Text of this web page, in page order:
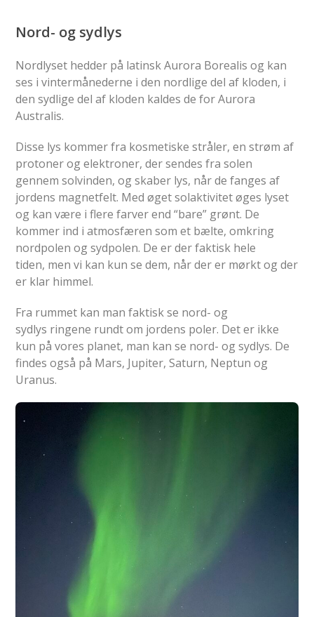
Nord- og sydlys
Nordlyset hedder på latinsk Aurora Borealis og kan
ses i vintermånederne i den nordlige del af kloden, i
den sydlige del af kloden kaldes de for Aurora
Australis.
Disse lys kommer fra kosmetiske stråler, en strøm af
protoner og elektroner, der sendes fra solen
gennem solvinden, og skaber lys, når de fanges af
jordens magnetfelt. Med øget solaktivitet øges lyset
og kan være i flere farver end “bare” grønt. De
kommer ind i atmosfæren som et bælte, omkring
nordpolen og sydpolen. De er der faktisk hele
tiden, men vi kan kun se dem, når der er mørkt og der
er klar himmel.
Fra rummet kan man faktisk se nord- og
sydlys ringene rundt om jordens poler. Det er ikke
kun på vores planet, man kan se nord- og sydlys. De
findes også på Mars, Jupiter, Saturn, Neptun og
Uranus.